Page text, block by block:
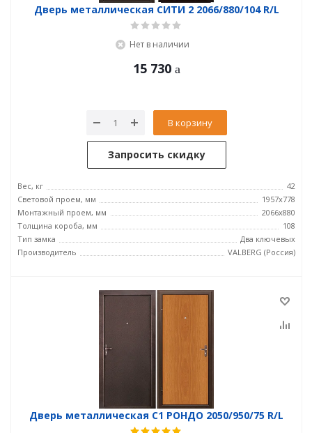
Дверь металлическая СИТИ 2 2066/880/104 R/L
Нет в наличии
15 730
В корзину
Запросить скидку
Вес, кг
42
Световой проем, мм
1957x778
Монтажный проем, мм
2066x880
Толщина короба, мм
108
Тип замка
Два ключевых
Производитель
VALBERG (Россия)
Дверь металлическая С1 РОНДО 2050/950/75 R/L